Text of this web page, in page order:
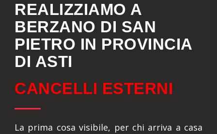
REALIZZIAMO A
BERZANO DI SAN
PIETRO IN PROVINCIA
DI ASTI
CANCELLI ESTERNI
La prima cosa visibile, per chi arriva a casa